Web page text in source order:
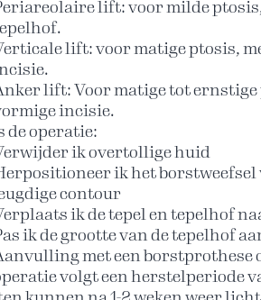
lift: voor milde
lift: voor matige ptosis,
lift: Voor matige tot ernstige
incisie.
de operatie:
ik overtollige huid
ik het borstweefsel
contour
ik de tepel en tepelhof
ik de grootte van de tepelhof
met een
volgt een herstelperiode